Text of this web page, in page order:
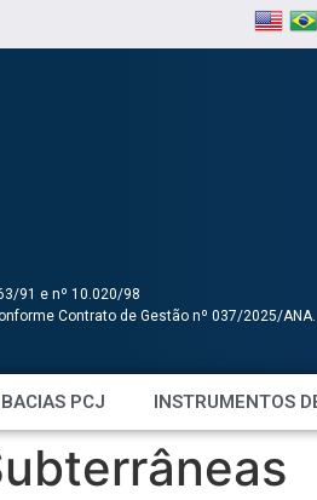
91 e nº 10.020/98
Contrato de Gestão nº 037/2025/ANA.
BACIAS PCJ INSTRUMENTOS